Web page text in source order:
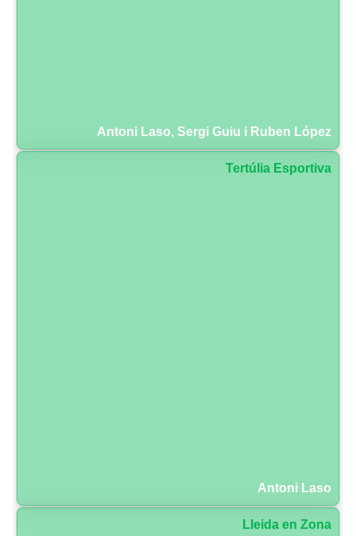
Antoni Laso, Sergi Guiu i Ruben López
Tertúlia Esportiva
Antoni Laso
Lleida en Zona